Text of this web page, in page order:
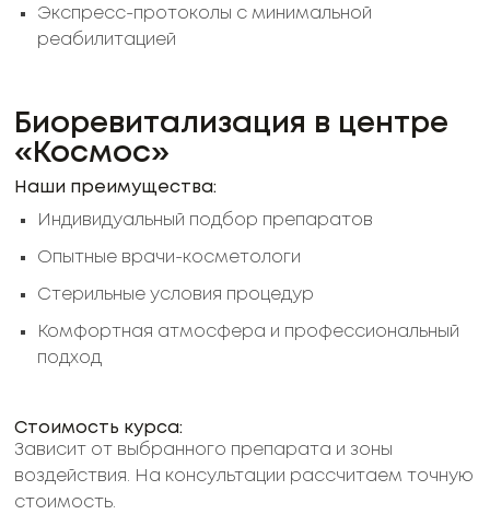
Экспресс-протоколы с минимальной
реабилитацией
Биоревитализация в центре
«Космос»
Наши преимущества:
Индивидуальный подбор препаратов
Опытные врачи-косметологи
Стерильные условия процедур
Комфортная атмосфера и профессиональный
подход
Стоимость курса:
Зависит от выбранного препарата и зоны
воздействия. На консультации рассчитаем точную
стоимость.